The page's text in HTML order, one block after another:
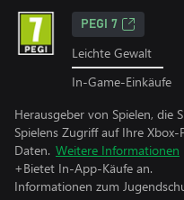
PEGI 7
Leichte Gewalt
In-Game-Einkäufe
Herausgeber von Spielen, die
Spielens Zugriff auf Ihre
Daten. Weitere Informationen
+Bietet In-App-Käufe an.
Informationen zum